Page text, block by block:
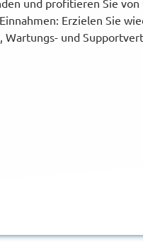
und profitieren Sie von
Erzielen Sie
Wartungs- und